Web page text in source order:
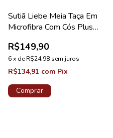
Sutiã Liebe Meia Taça Em
Microfibra Com Cós Plus
R$149,90
6x deR$24,98 sem juros
R$134,91 com Pix
Comprar